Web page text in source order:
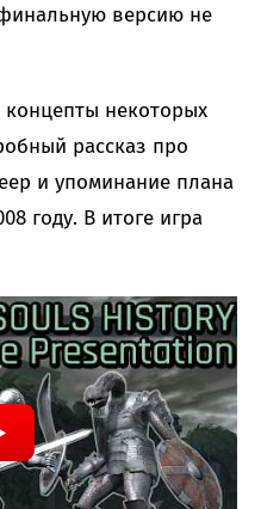
версию не
концепты некоторых
рассказ про
и упоминание плана
году. В итоге игра